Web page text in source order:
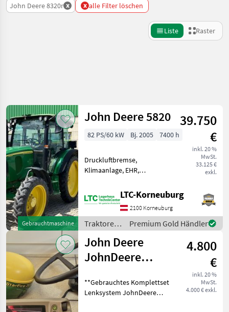
John Deere 8320r x x alle Filter löschen
Liste Raster
Kategorie 2 Land Filter
AKTUELLER
PFAD
John
Deere
8320r
KATEGORIE
WÄHLEN
Landtechnik
Forsttechnik
2
MARKTPLATZ
Marktplatz Händlerangebote
Zurücksetzen
Ergebnisse
anzeigen
Gebrauchtmaschine
John Deere 5820
39.750
€
inkl. 20 %
MwSt.
33.125 €
exkl.
82 PS/60 kW Bj. 2005 7400 h
Druckluftbremse,
Klimaanlage, EHR,
Rücklauf, Außenbedienung
Heckzapfwelle, Radio,
Fahrzeugpapiere
vorhanden, Bolzengröße
Anhängevorrichtung (mm):
LTC-Korneuburg
2100 Korneuburg
Traktoren
/ John
Deere
Premium Gold Händler
John Deere
JohnDeere
Autotrac 200
Universal mit
4.800
€
inkl. 20 %
MwSt.
4.000 € exkl.
**Gebrauchtes Komplettset
Lenksystem JohnDeere